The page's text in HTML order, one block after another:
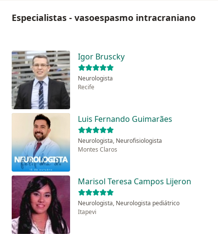
Especialistas - vasoespasmo intracraniano
Igor Bruscky
Neurologista
Recife
Luis Fernando Guimarães
Neurologista, Neurofisiologista
Montes Claros
Marisol Teresa Campos Lijeron
Neurologista, Neurologista pediátrico
Itapevi